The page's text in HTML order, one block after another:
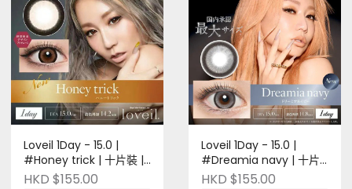
Loveil 1Day - 15.0 |
#Honey trick | 十片裝 |
日本品牌 | Pre-order
HKD $155.00
Loveil 1Day - 15.0 |
#Dreamia navy | 十片
裝 | 日本品牌 | Pre-order
HKD $155.00